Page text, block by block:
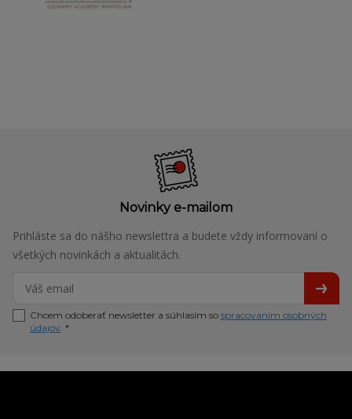
Novinky e-mailom
Prihláste sa do nášho newslettra a budete vždy informovaní o
všetkých novinkách a aktualitách.
Chcem odoberať newsletter a súhlasím so spracovaním osobných
údajov . *